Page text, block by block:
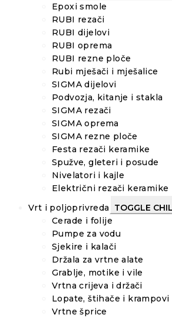
Epoxi smole
RUBI rezači
RUBI dijelovi
RUBI oprema
RUBI rezne ploče
Rubi mješači i mješalice
SIGMA dijelovi
Podvozja, kitanje i stakla
SIGMA rezači
SIGMA oprema
SIGMA rezne ploče
Festa rezači keramike
Spužve, gleteri i posude
Nivelatori i kajle
Električni rezači keramike
Vrt i poljoprivreda
TOGGLE
Cerade i folije
Pumpe za vodu
Sjekire i kalači
Držala za vrtne alate
Grablje, motike i vile
Vrtna crijeva i držači
Lopate, štihače i krampovi
Vrtne šprice